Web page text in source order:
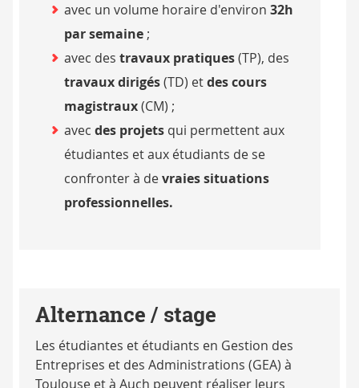
avec un volume horaire d'environ 32h
par semaine;
avec des travaux pratiques(TP), des
travaux dirigés(TD) etdes cours
magistraux(CM) ;
avec des projetsqui permettent aux
étudiantes et aux étudiants de se
confronter à devraies situations
professionnelles.
Alternance / stage
Les étudiantes et étudiants en Gestion des
Entreprises et des Administrations (GEA) à
Toulouse et à Auch peuvent réaliser leurs